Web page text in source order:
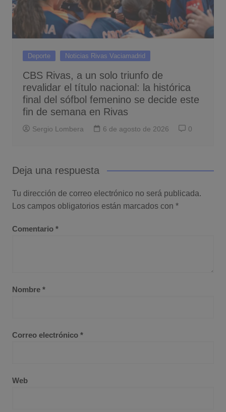
Deporte Noticias Rivas Vaciamadrid
CBS Rivas, a un solo triunfo de
revalidar el título nacional: la histórica
final del sófbol femenino se decide este
fin de semana en Rivas
Sergio Lombera 6 de agosto de 2026 0
Deja una respuesta
Tu dirección de correo electrónico no será publicada.
Los campos obligatorios están marcados con *
Comentario *
Nombre *
Correo electrónico *
Web